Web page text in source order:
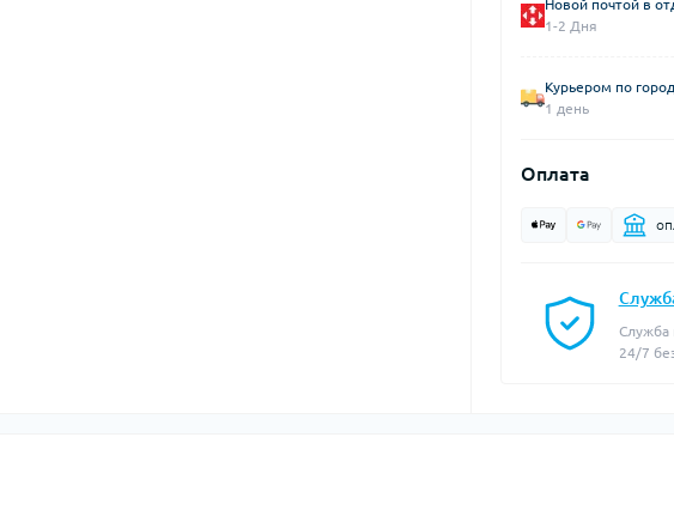
Новой почтой в
1-2 Дня
Курьером по
1 день
Оплата
Служба
24/7